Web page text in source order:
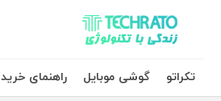
تکراتو – زندگی با تکنولوژی
تکراتو
گوشی موبایل راهنمای خرید